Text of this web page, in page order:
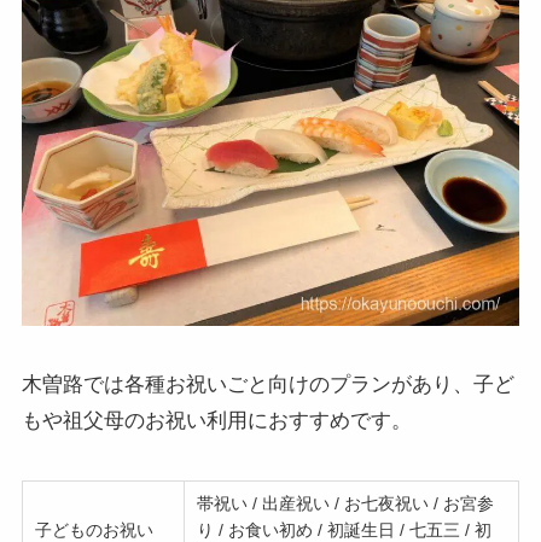
木曽路では各種お祝いごと向けのプランがあり、子ど
もや祖父母のお祝い利用におすすめです。
子どものお祝い
帯祝い / 出産祝い / お七夜祝い / お宮参
り / お食い初め / 初誕生日 / 七五三 / 初